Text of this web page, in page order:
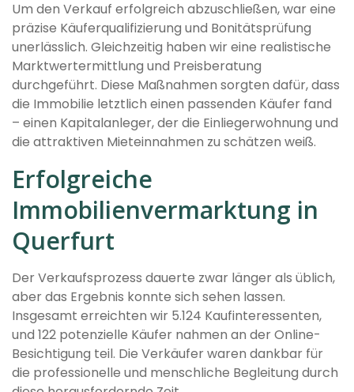
Um den Verkauf erfolgreich abzuschließen, war eine
präzise Käuferqualifizierung und Bonitätsprüfung
unerlässlich. Gleichzeitig haben wir eine realistische
Marktwertermittlung und Preisberatung
durchgeführt. Diese Maßnahmen sorgten dafür, dass
die Immobilie letztlich einen passenden Käufer fand
– einen Kapitalanleger, der die Einliegerwohnung und
die attraktiven Mieteinnahmen zu schätzen weiß.
Erfolgreiche
Immobilienvermarktung in
Querfurt
Der Verkaufsprozess dauerte zwar länger als üblich,
aber das Ergebnis konnte sich sehen lassen.
Insgesamt erreichten wir 5.124 Kaufinteressenten,
und 122 potenzielle Käufer nahmen an der Online-
Besichtigung teil. Die Verkäufer waren dankbar für
die professionelle und menschliche Begleitung durch